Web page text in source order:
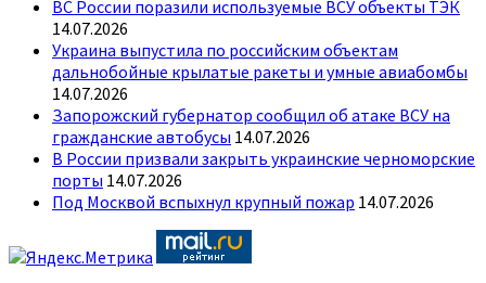
ВС России поразили используемые ВСУ объекты ТЭК
14.07.2026
Украина выпустила по российским объектам
дальнобойные крылатые ракеты и умные авиабомбы
14.07.2026
Запорожский губернатор сообщил об атаке ВСУ на
гражданские автобусы 14.07.2026
В России призвали закрыть украинские черноморские
порты 14.07.2026
Под Москвой вспыхнул крупный пожар 14.07.2026